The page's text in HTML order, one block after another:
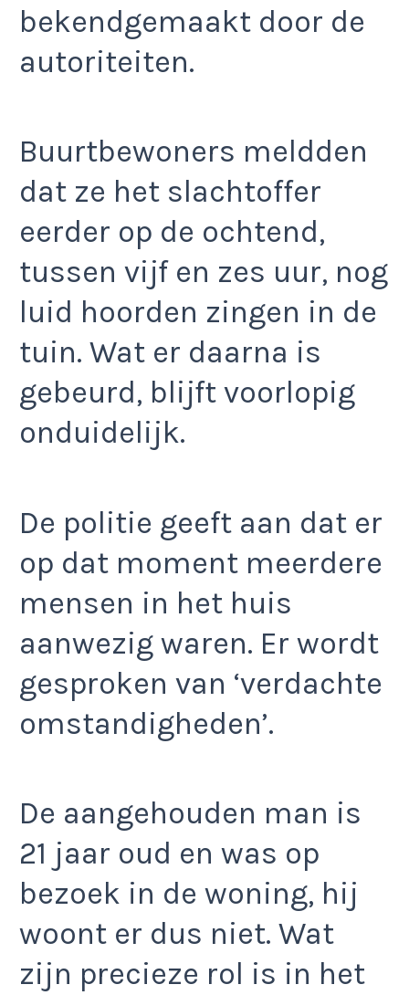
bekendgemaakt door de
autoriteiten.
Buurtbewoners meldden
dat ze het slachtoffer
eerder op de ochtend,
tussen vijf en zes uur, nog
luid hoorden zingen in de
tuin. Wat er daarna is
gebeurd, blijft voorlopig
onduidelijk.
De politie geeft aan dat er
op dat moment meerdere
mensen in het huis
aanwezig waren. Er wordt
gesproken van ‘verdachte
omstandigheden’.
De aangehouden man is
21 jaar oud en was op
bezoek in de woning, hij
woont er dus niet. Wat
zijn precieze rol is in het